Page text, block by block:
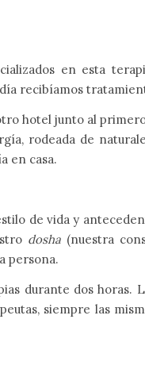
en esta
recibíamos
hotel junto al
rodeada de
en casa.
de vida y
dosha(nuestra
persona.
durante dos horas.
siempre las